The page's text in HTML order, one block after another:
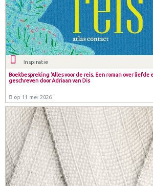
Inspiratie
Boekbespreking ‘Alles voor de reis. Een roman over liefde
geschreven door Adriaan van Dis
op 11 mei 2026